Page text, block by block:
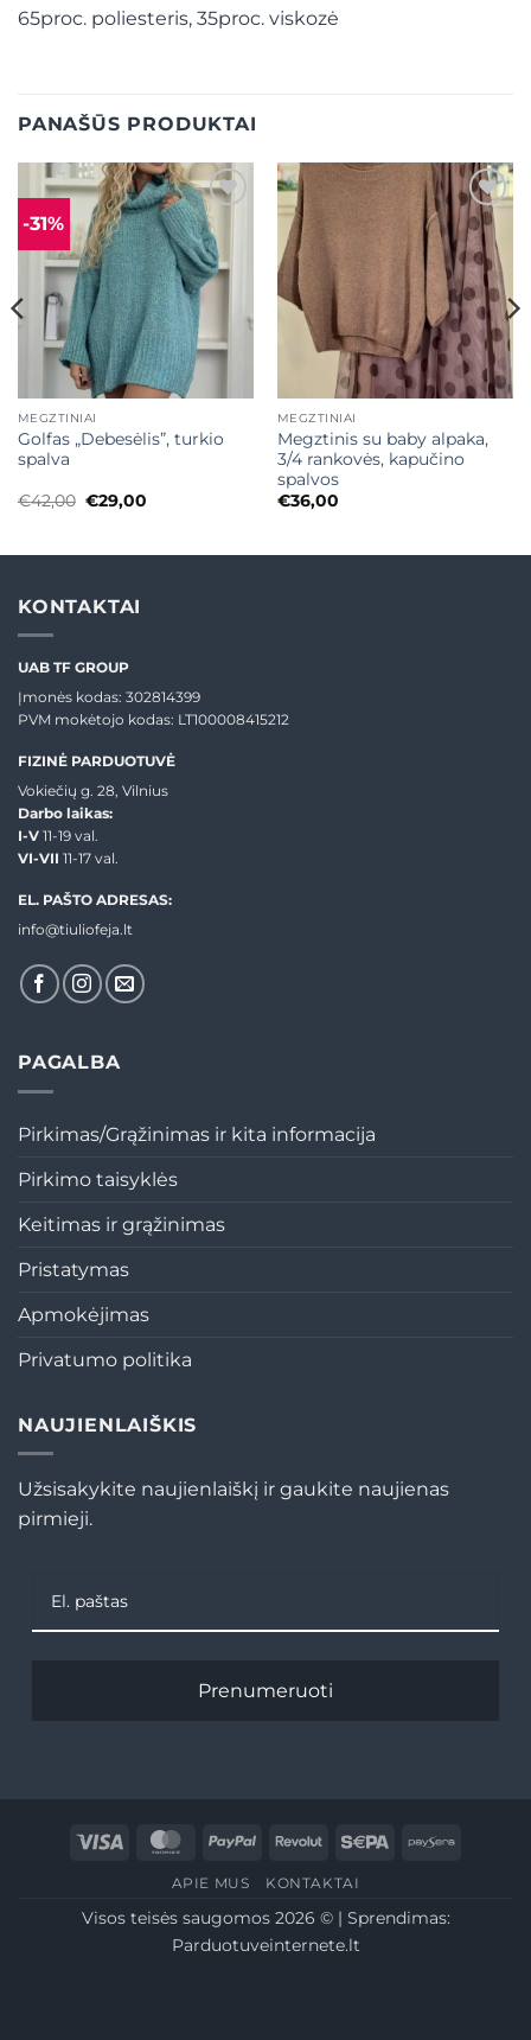
65proc. poliesteris, 35proc. viskozė
PANAŠŪS PRODUKTAI
-31% Mėgstamiausias
MEGZTINIAI
Golfas „Debesėlis”, turkio
spalva
€42,00 Original
price
€29,00Current
Mėgstamiausias
MEGZTINIAI
Megztinis su baby alpaka,
3/4 rankovės, kapučino
spalvos
€36,00
KONTAKTAI
UAB TF GROUP
Įmonės kodas: 302814399
PVM mokėtojo kodas: LT100008415212
FIZINĖ PARDUOTUVĖ
Vokiečių g. 28, Vilnius
Darbo laikas:
I-V 11-19 val.
VI-VII 11-17 val.
EL. PAŠTO ADRESAS:
info@tiuliofeja.lt
PAGALBA
Pirkimas/Grąžinimas ir kita informacija
Pirkimo taisyklės
Keitimas ir grąžinimas
Pristatymas
Apmokėjimas
Privatumo politika
NAUJIENLAIŠKIS
Užsisakykite naujienlaiškį ir gaukite naujienas
pirmieji.
Prenumeruoti
Visa MasterCardPayPal Revolut Sepa Paysera
APIE MUS KONTAKTAI
Visos teisės saugomos 2026 © | Sprendimas:
Parduotuveinternete.lt